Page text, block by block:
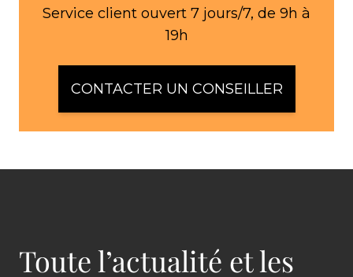
Service client ouvert 7 jours/7, de 9h à
19h
CONTACTER UN CONSEILLER
Toute l’actualité et les